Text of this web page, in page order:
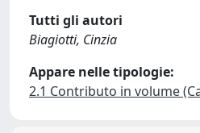
Tutti gli autori
Biagiotti, Cinzia
Appare nelle tipologie:
2.1 Contributo in volume